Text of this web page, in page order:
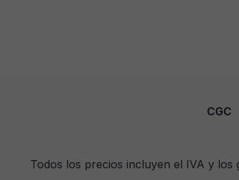
CGC
Todos los precios incluyen el IVA y los